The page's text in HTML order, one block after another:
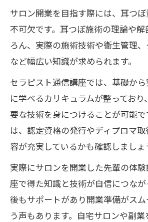
サロン開業を目指す際には、耳つ
不可欠です。耳つぼ施術の理論や
ろん、実際の施術技術や衛生管理
など幅広い知識が求められます。
セラピスト通信講座では、基礎か
に学べるカリキュラムが整ってお
要な技術を身につけることが可能
は、認定資格の発行やディプロマ
容が充実しているかも確認しましょ
実際にサロンを開業した先輩の体
座で得た知識と技術が自信につな
後もサポートがあり開業準備がス
う声もあります。自宅サロンや副